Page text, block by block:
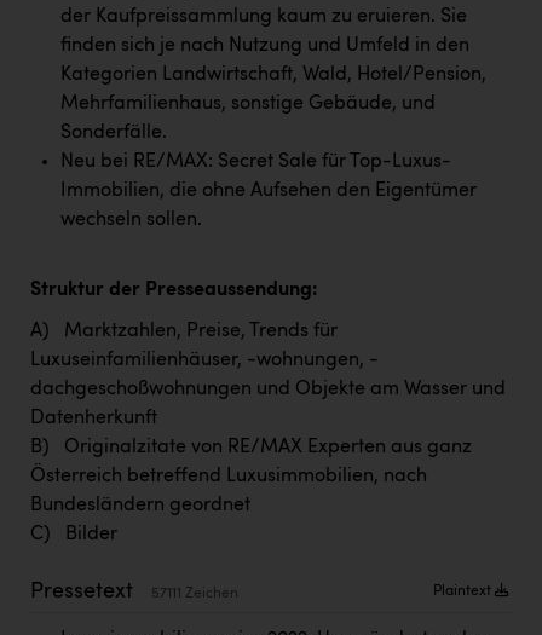
Ruderclub Wels
SCRI - Salzburg Cancer Research Institute
SCHMACHTL GmbH
Schwingshandl - automation technology gmbh
Seher + Partner
TCL
TGW Logistics
TRAILOMAT & Cycling Austria
VERITAS
Vier Diamanten
Vorlagenportal
der Kaufpreissammlung kaum zu eruieren. Sie
finden sich je nach Nutzung und Umfeld in den
Kategorien Landwirtschaft, Wald, Hotel/Pension,
Mehrfamilienhaus, sonstige Gebäude, und
Sonderfälle.
Neu bei RE/MAX: Secret Sale für Top-Luxus-
Immobilien, die ohne Aufsehen den Eigentümer
wechseln sollen.
Struktur der Presseaussendung:
A) Marktzahlen, Preise, Trends für
Luxuseinfamilienhäuser, -wohnungen, -
dachgeschoßwohnungen und Objekte am Wasser und
Datenherkunft
B) Originalzitate von RE/MAX Experten aus ganz
Österreich betreffend Luxusimmobilien, nach
Bundesländern geordnet
C) Bilder
Pressetext 57111 Zeichen Plaintext